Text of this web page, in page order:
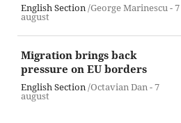
English Section/George Marinescu -7
august
Migration brings back
pressure on EU borders
English Section/Octavian Dan -7
august